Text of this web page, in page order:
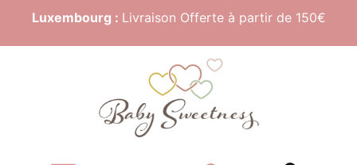
Luxembourg : Livraison Offerte à partir de 150€